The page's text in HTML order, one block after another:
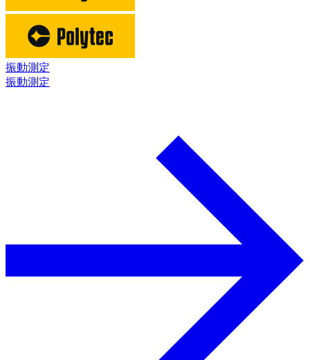
振動測定
振動測定